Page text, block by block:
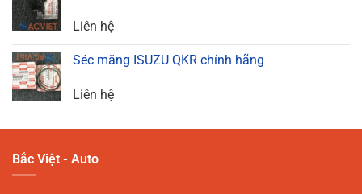
Liên hệ
Séc măng ISUZU QKR chính hãng
Liên hệ
Bắc Việt - Auto